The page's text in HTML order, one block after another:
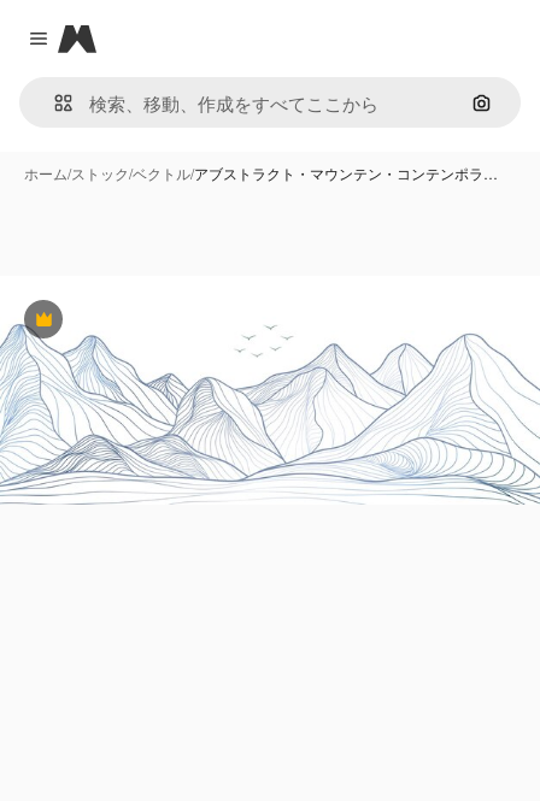
Close menu
Magnific
画像で
ホーム/ストック/ベクトル/アブストラクト・マウンテン・コンテンポラ…
Premium